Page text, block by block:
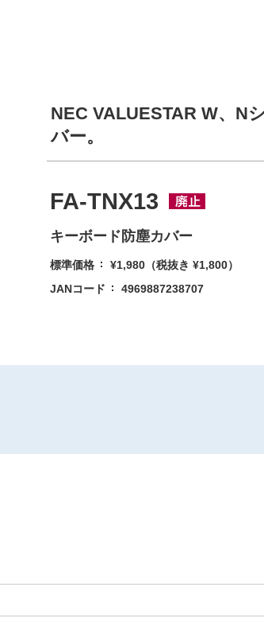
NEC VALUESTAR W、N
バー。
FA-TNX13
キーボード防塵カバー
標準価格 ¥1,980 （税抜き ¥1,800）
JANコード
4969887238707